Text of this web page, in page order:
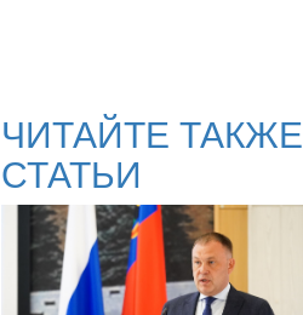
ЧИТАЙТЕ ТАКЖЕ
СТАТЬИ